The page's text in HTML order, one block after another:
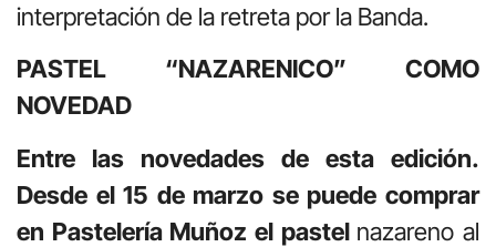
interpretación de la retreta por la Banda.
PASTEL “NAZARENICO” COMO
NOVEDAD
Entre las novedades de esta edición.
Desde el 15 de marzo se puede comprar
en Pastelería Muñoz el pastel naza­reno al